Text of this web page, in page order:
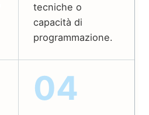
tecniche o
capacità di
programmazione.
04